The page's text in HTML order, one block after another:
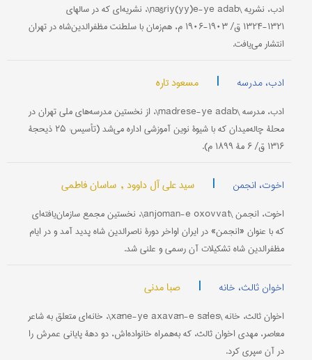
ادب، نشریه \našriy(yy)e-ye adab\، نشریه‌ای که در سالهای
۱۳۲۱-۱۳۲۴ ق/ ۱۹۰۳-۱۹۰۶ م، هم‌زمان با سلطنت مظفرالدین‌شاه در تهران
انتشار می‌یافت.
ادب، مدرسه | مسعود تاره
ادب، مدرسه \madrese-ye adab\، از نخستین مدرسه‌های ملی تهران در
محلۀ چاله‌‌میدان که با شیوۀ نوین آموزشی اداره می‌شد (تأسیس: ۲۵ ذیحجۀ
۱۳۱۶ ق/ ۶ مۀ ۱۸۹۹ م).
اخوت، انجمن | سید علی آل داوود , ساسان فاطمی
اخوت، انجمن \anjoman-e oxovvat\، نخستین مجمع سازمان‌یافته‌ای
که با عنوان «انجمن» در ایران اواخر دورۀ ناصرالدین شاه پدید آمد و در ایام
مظفرالدین شاه تشکیلات آن رسمی و علنی شد.
اخوان ثالث، خانه | صبا مدنی
اخوان ثالث، خانه \xāne-ye axavān-e sāles\، خانه‌ای متعلق به شاعر
معاصر، مهدی اخوان ثالث، که به‌همراه خانواده‌اش، دو دهۀ پایانی عمرش را
در آن سپری کرد.